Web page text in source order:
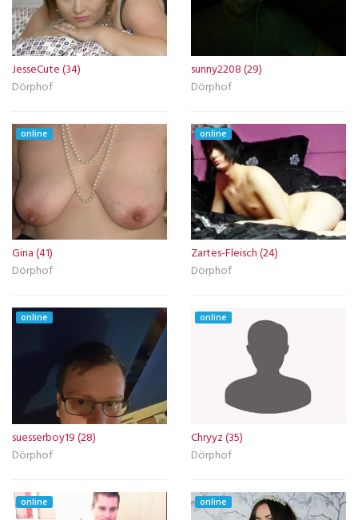
JesseCute (34)
Dörphof
sunny2208 (29)
Dörphof
online
Gina (41)
Dörphof
online
Zartes-Fleisch (24)
Dörphof
online
suesserboy19 (28)
Dörphof
online
Chryyz (35)
Dörphof
online online